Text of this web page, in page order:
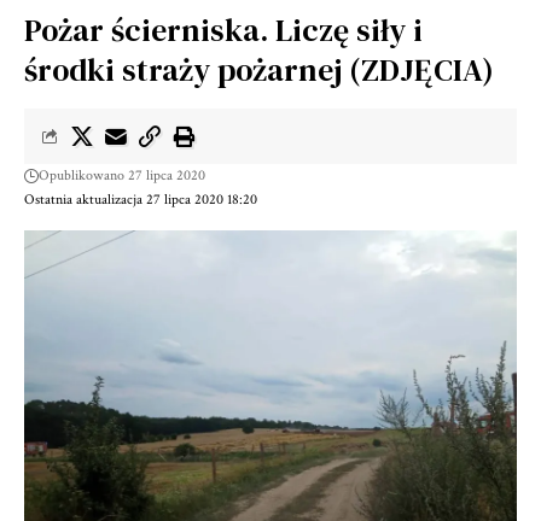
Pożar ścierniska. Liczę siły i
środki straży pożarnej (ZDJĘCIA)
Ostatnia aktualizacja 27 lipca 2020 18:20
Opublikowano 27 lipca 2020